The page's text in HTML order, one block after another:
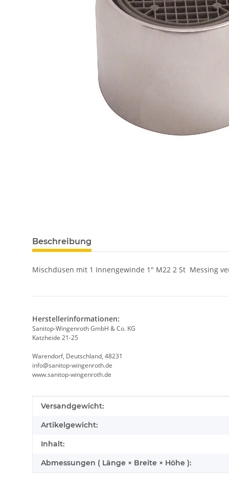
Beschreibung
Mischdüsen mit 1 Innengewinde 1" M22 2 St Messing
Herstellerinformationen:
Sanitop-Wingenroth GmbH & Co. KG
Katzheide 21-25
Warendorf, Deutschland, 48231
info@sanitop-wingenroth.de
www.sanitop-wingenroth.de
Produkteigenschaft
Wert
Versandgewicht:
Artikelgewicht:
Inhalt:
Abmessungen ( Länge × Breite × Höhe ):